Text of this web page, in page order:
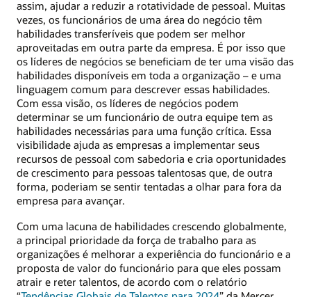
assim, ajudar a reduzir a rotatividade de pessoal. Muitas
vezes, os funcionários de uma área do negócio têm
habilidades transferíveis que podem ser melhor
aproveitadas em outra parte da empresa. É por isso que
os líderes de negócios se beneficiam de ter uma visão das
habilidades disponíveis em toda a organização – e uma
linguagem comum para descrever essas habilidades.
Com essa visão, os líderes de negócios podem
determinar se um funcionário de outra equipe tem as
habilidades necessárias para uma função crítica. Essa
visibilidade ajuda as empresas a implementar seus
recursos de pessoal com sabedoria e cria oportunidades
de crescimento para pessoas talentosas que, de outra
forma, poderiam se sentir tentadas a olhar para fora da
empresa para avançar.
Com uma lacuna de habilidades crescendo globalmente,
a principal prioridade da força de trabalho para as
organizações é melhorar a experiência do funcionário e a
proposta de valor do funcionário para que eles possam
atrair e reter talentos, de acordo com o relatório